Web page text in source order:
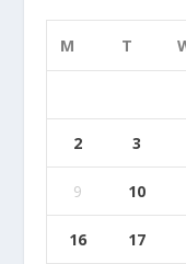
M T
2 3
9 10
16 17